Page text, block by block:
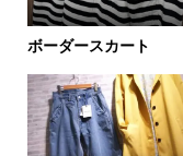
ボーダースカート